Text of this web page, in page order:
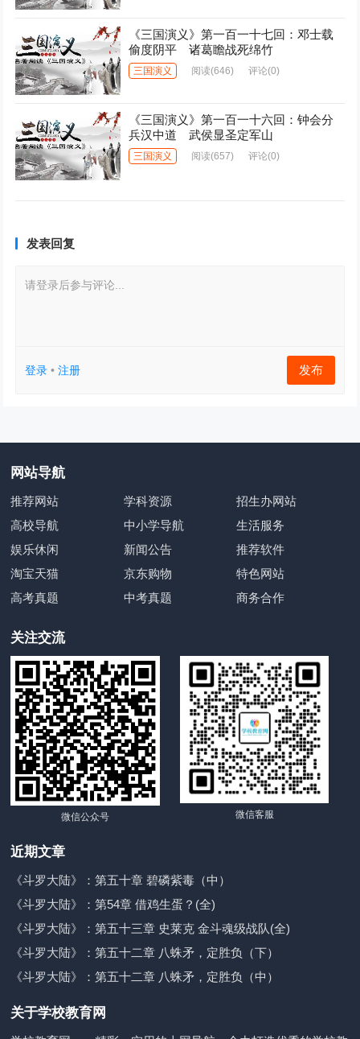
《三国演义》第一百一十七回：邓士载
偷度阴平 诸葛瞻战死绵竹
三国演义 阅读(646) 评论(0)
《三国演义》第一百一十六回：钟会分
兵汉中道 武侯显圣定军山
三国演义 阅读(657) 评论(0)
发表回复
请登录后参与评论...
登录 •注册 发布
网站导航
推荐网站 学科资源
招生办网站
高校导航
中小学导航
生活服务
娱乐休闲
新闻公告
推荐软件
淘宝天猫
京东购物
特色网站
高考真题
中考真题 商务合作
关注交流
微信公众号 微信客服
近期文章
《斗罗大陆》：第五十章 碧磷紫毒（中）
《斗罗大陆》：第54章 借鸡生蛋？(全)
《斗罗大陆》：第五十三章 史莱克 金斗魂级战队(全)
《斗罗大陆》：第五十二章 八蛛矛，定胜负（下）
《斗罗大陆》：第五十二章 八蛛矛，定胜负（中）
关于学校教育网